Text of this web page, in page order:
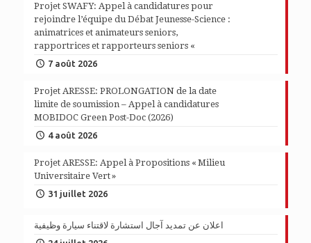
Projet SWAFY: Appel à candidatures pour
rejoindre l’équipe du Débat Jeunesse-Science :
animatrices et animateurs seniors,
rapportrices et rapporteurs seniors «
7 août 2026
Projet ARESSE: PROLONGATION de la date
limite de soumission – Appel à candidatures
MOBIDOC Green Post-Doc (2026)
4 août 2026
Projet ARESSE: Appel à Propositions « Milieu
Universitaire Vert »
31 juillet 2026
اعلان عن تمديد آجال استشارة لاقتناء سيارة وظيفية